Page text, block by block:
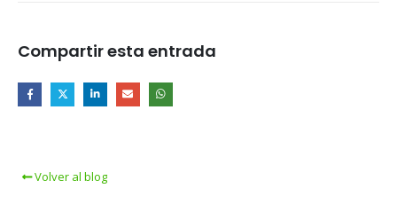
Compartir esta entrada
Volver al blog